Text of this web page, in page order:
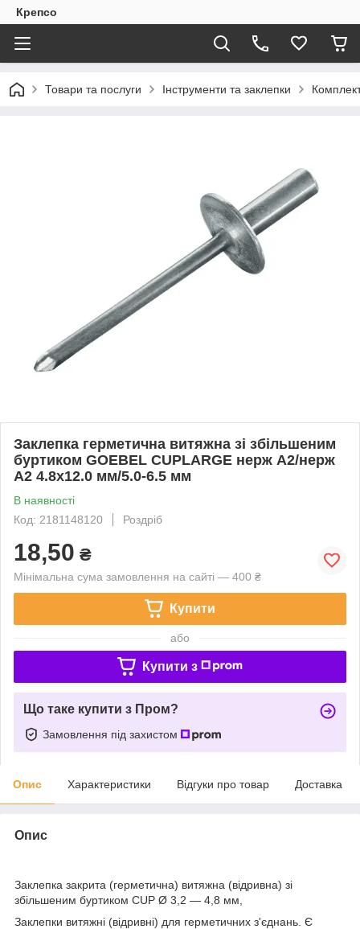
Крепсо
Товари та послуги Інструменти та заклепки
Заклепка герметична витяжна зі збільшеним
буртиком GOEBEL CUPLARGE нерж А2/нерж
А2 4.8х12.0 мм/5.0-6.5 мм
В наявності
Код: 2181148120
Роздріб
18,50 ₴
Мінімальна сума замовлення на сайті — 400 ₴
Купити
або
Купити з
Що таке купити з Пром?
Замовлення під захистом
Опис Характеристики Відгуки про товар Доставка
Опис
Заклепка закрита (герметична) витяжна (відривна) зі
збільшеним буртиком CUP Ø 3,2 — 4,8 мм,
Заклепки витяжні (відривні) для герметичних з'єднань. Є